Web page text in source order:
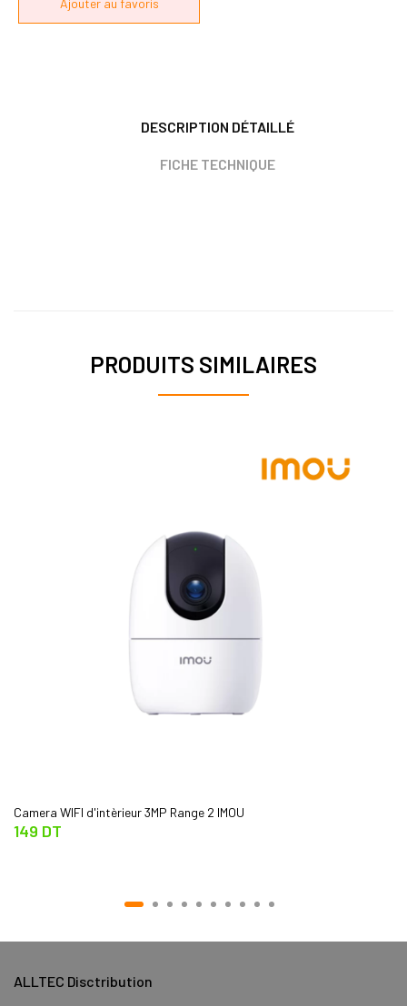
DESCRIPTION DÉTAILLÉ
FICHE TECHNIQUE
PRODUITS SIMILAIRES
Camera WIFI d'intèrieur 3MP Range 2 IMOU
149 DT
ALLTEC Disctribution